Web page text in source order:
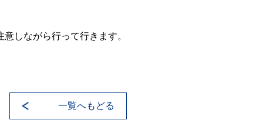
しながら行って行きます。
一覧へもどる